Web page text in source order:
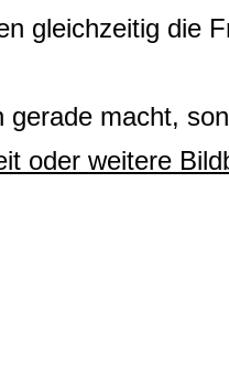
gleichzeitig die
macht,
oder weitere